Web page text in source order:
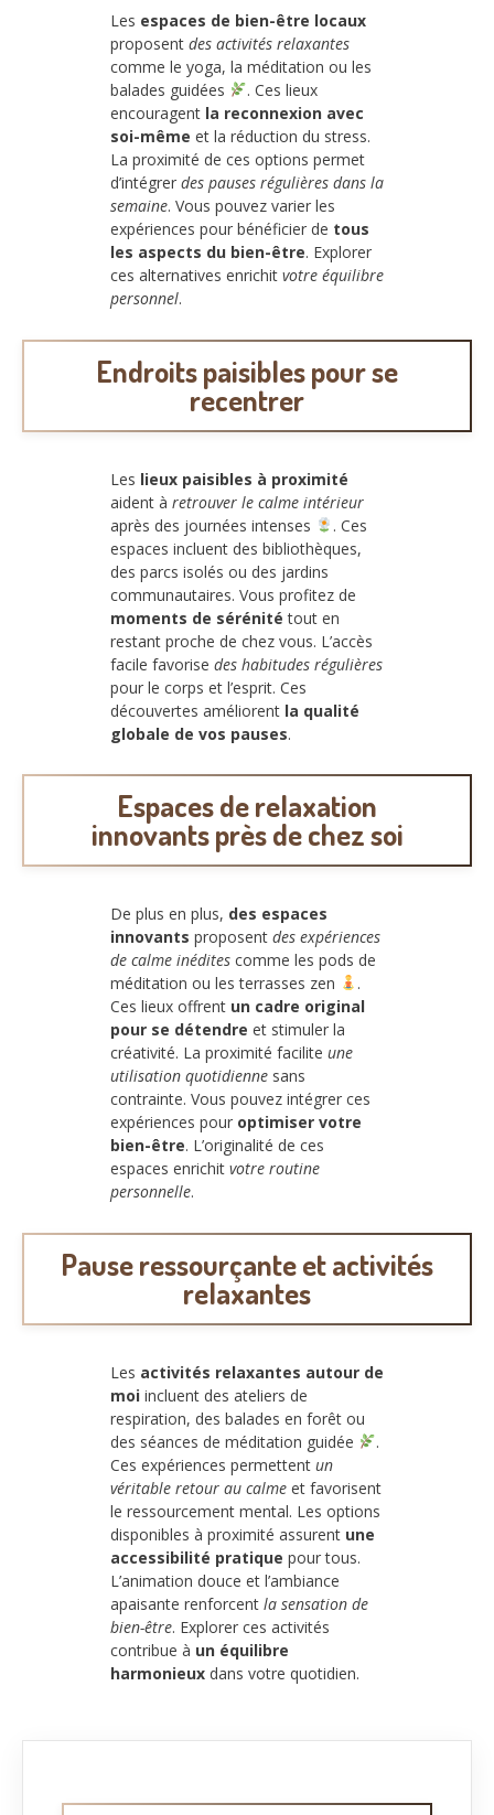
Les espaces de bien-être locaux
proposent des activités relaxantes
comme le yoga, la méditation ou les
balades guidées
. Ces lieux
encouragent la reconnexion avec
soi-même et la réduction du stress.
La proximité de ces options permet
d’intégrer des pauses régulières dans la
semaine. Vous pouvez varier les
expériences pour bénéficier de tous
les aspects du bien-être. Explorer
ces alternatives enrichit votre équilibre
personnel.
Endroits paisibles pour se
recentrer
Les lieux paisibles à proximité
aident à retrouver le calme intérieur
après des journées intenses
. Ces
espaces incluent des bibliothèques,
des parcs isolés ou des jardins
communautaires. Vous profitez de
moments de sérénité tout en
restant proche de chez vous. L’accès
facile favorise des habitudes régulières
pour le corps et l’esprit. Ces
découvertes améliorent la qualité
globale de vos pauses.
Espaces de relaxation
innovants près de chez soi
De plus en plus, des espaces
innovants proposent des expériences
de calme inédites comme les pods de
méditation ou les terrasses zen
.
Ces lieux offrent un cadre original
pour se détendre et stimuler la
créativité. La proximité facilite une
utilisation quotidienne sans
contrainte. Vous pouvez intégrer ces
expériences pour optimiser votre
bien-être. L’originalité de ces
espaces enrichit votre routine
personnelle.
Pause ressourçante et activités
relaxantes
Les activités relaxantes autour de
moi incluent des ateliers de
respiration, des balades en forêt ou
des séances de méditation guidée
.
Ces expériences permettent un
véritable retour au calme et favorisent
le ressourcement mental. Les options
disponibles à proximité assurent une
accessibilité pratique pour tous.
L’animation douce et l’ambiance
apaisante renforcent la sensation de
bien-être. Explorer ces activités
contribue à un équilibre
harmonieux dans votre quotidien.